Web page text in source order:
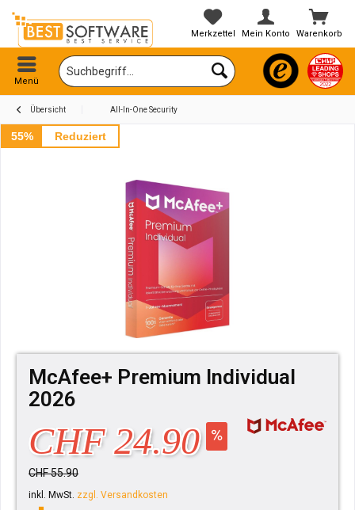
Warenkorb
Merkzettel Mein Konto
Menü
Übersicht All-In-One Security
55% Reduziert
McAfee+ Premium Individual
2026
CHF 24.90
CHF 55.90
inkl. MwSt. zzgl. Versandkosten